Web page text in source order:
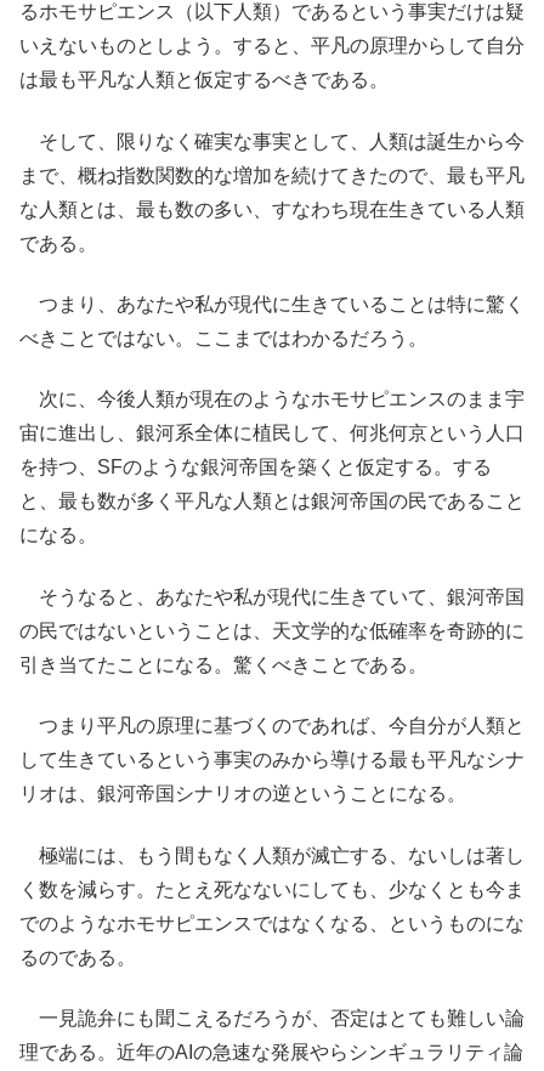
るホモサピエンス（以下人類）であるという事実だけは疑
いえないものとしよう。すると、平凡の原理からして自分
は最も平凡な人類と仮定するべきである。
そして、限りなく確実な事実として、人類は誕生から今
まで、概ね指数関数的な増加を続けてきたので、最も平凡
な人類とは、最も数の多い、すなわち現在生きている人類
である。
つまり、あなたや私が現代に生きていることは特に驚く
べきことではない。ここまではわかるだろう。
次に、今後人類が現在のようなホモサピエンスのまま宇
宙に進出し、銀河系全体に植民して、何兆何京という人口
を持つ、SFのような銀河帝国を築くと仮定する。する
と、最も数が多く平凡な人類とは銀河帝国の民であること
になる。
そうなると、あなたや私が現代に生きていて、銀河帝国
の民ではないということは、天文学的な低確率を奇跡的に
引き当てたことになる。驚くべきことである。
つまり平凡の原理に基づくのであれば、今自分が人類と
して生きているという事実のみから導ける最も平凡なシナ
リオは、銀河帝国シナリオの逆ということになる。
極端には、もう間もなく人類が滅亡する、ないしは著し
く数を減らす。たとえ死なないにしても、少なくとも今ま
でのようなホモサピエンスではなくなる、というものにな
るのである。
一見詭弁にも聞こえるだろうが、否定はとても難しい論
理である。近年のAIの急速な発展やらシンギュラリティ論